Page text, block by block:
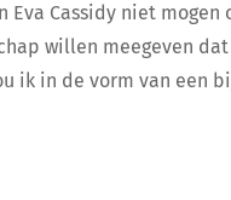
Eva Cassidy niet mogen
willen meegeven
ik in de vorm van een